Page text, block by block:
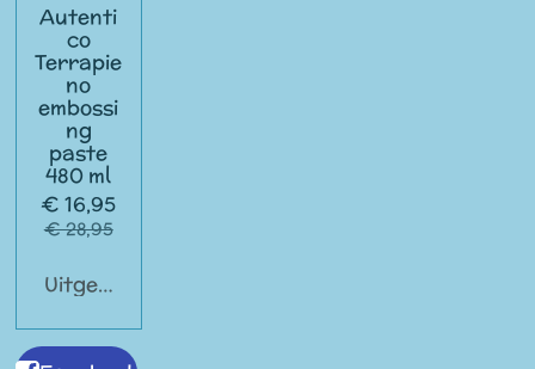
Autenti
co
Terrapie
no
embossi
ng
paste
480 ml
€ 16,95
€ 28,95
Uitgeschakeld